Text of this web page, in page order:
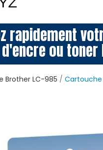
rapidement
ou toner
Brother LC-985 Cartouche